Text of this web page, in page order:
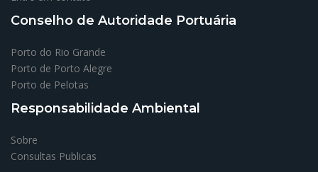
Conselho de Autoridade Portuária
Porto do Rio Grande
Porto de Porto Alegre
Porto de Pelotas
Responsabilidade Ambiental
Sobre
Consultas Publicas